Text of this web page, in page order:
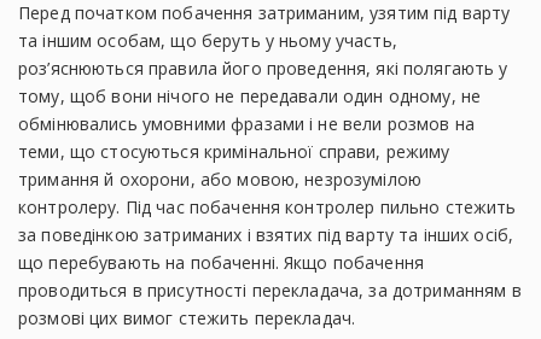
Перед початком побачення затриманим, узятим під варту
та іншим особам, що беруть у ньому участь,
роз’яснюються правила його проведення, які полягають у
тому, щоб вони нічого не передавали один одному, не
обмінювались умовними фразами і не вели розмов на
теми, що стосуються кримінальної справи, режиму
тримання й охорони, або мовою, незрозумілою
контролеру. Під час побачення контролер пильно стежить
за поведінкою затриманих і взятих під варту та інших осіб,
що перебувають на побаченні. Якщо побачення
проводиться в присутності перекладача, за дотриманням в
розмові цих вимог стежить перекладач.